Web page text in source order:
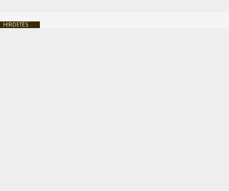
HIRDETÉS